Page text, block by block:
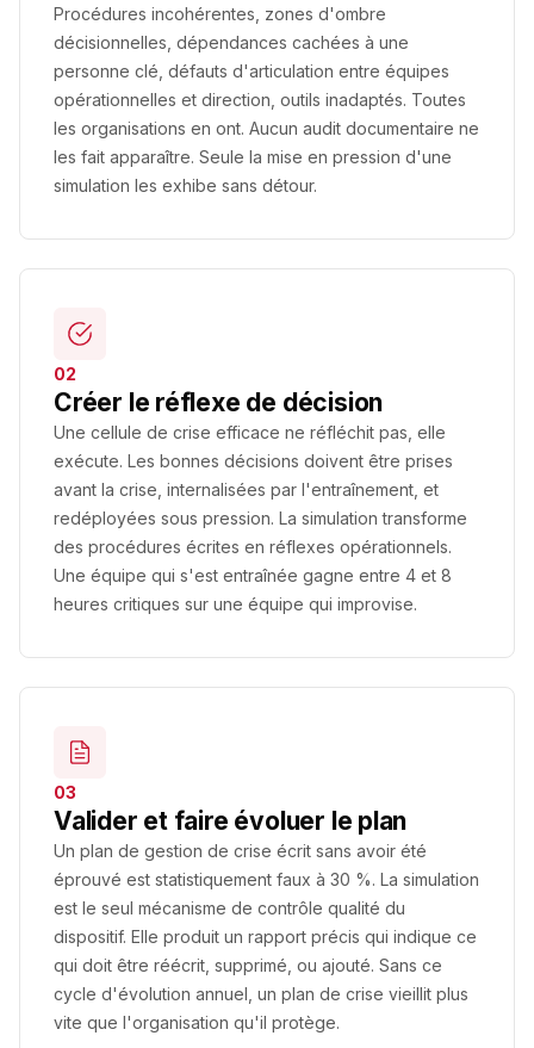
Procédures incohérentes, zones d'ombre
décisionnelles, dépendances cachées à une
personne clé, défauts d'articulation entre équipes
opérationnelles et direction, outils inadaptés. Toutes
les organisations en ont. Aucun audit documentaire ne
les fait apparaître. Seule la mise en pression d'une
simulation les exhibe sans détour.
02
Créer le réflexe de décision
Une cellule de crise efficace ne réfléchit pas, elle
exécute. Les bonnes décisions doivent être prises
avant la crise, internalisées par l'entraînement, et
redéployées sous pression. La simulation transforme
des procédures écrites en réflexes opérationnels.
Une équipe qui s'est entraînée gagne entre 4 et 8
heures critiques sur une équipe qui improvise.
03
Valider et faire évoluer le plan
Un plan de gestion de crise écrit sans avoir été
éprouvé est statistiquement faux à 30 %. La simulation
est le seul mécanisme de contrôle qualité du
dispositif. Elle produit un rapport précis qui indique ce
qui doit être réécrit, supprimé, ou ajouté. Sans ce
cycle d'évolution annuel, un plan de crise vieillit plus
vite que l'organisation qu'il protège.